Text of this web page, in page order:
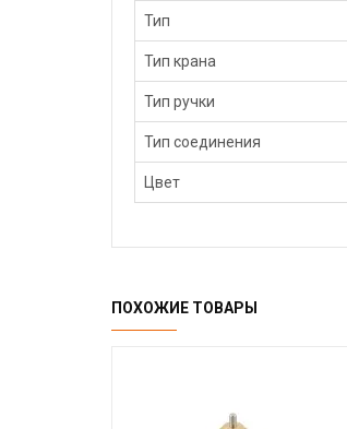
Тип
Тип крана
Тип ручки
Тип соединения
Цвет
ПОХОЖИЕ ТОВАРЫ